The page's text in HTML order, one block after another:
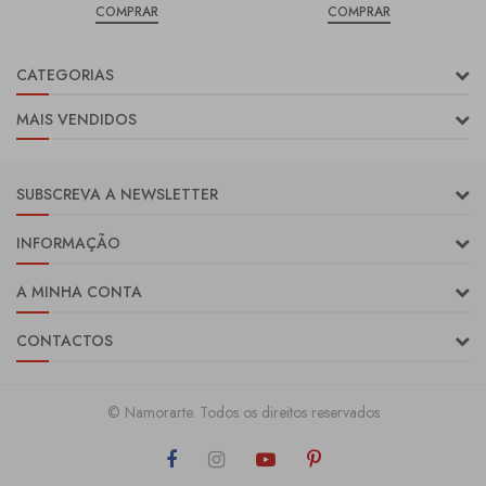
COMPRAR COMPRAR
CATEGORIAS
MAIS VENDIDOS
SUBSCREVA A NEWSLETTER
INFORMAÇÃO
A MINHA CONTA
CONTACTOS
© Namorarte. Todos os direitos reservados